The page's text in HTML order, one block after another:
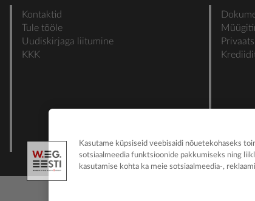
Kontaktid
Tule tööle
Uudiskirjaga liitumine
KKK
Kasutame küpsiseid veebisaidi nõuetekohaseks
sotsiaalmeedia funktsioonide pakkumiseks ning
kasutamise kohta ka meie sotsiaalmeedia-,